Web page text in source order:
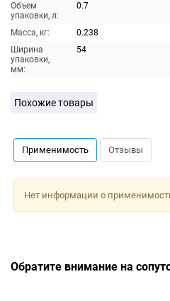
Объем
упаковки, л:
0.7
Масса, кг:
0.238
Ширина
упаковки,
мм:
54
Похожие товары
Применимость Отзывы
Нет информации о
Обратите внимание на